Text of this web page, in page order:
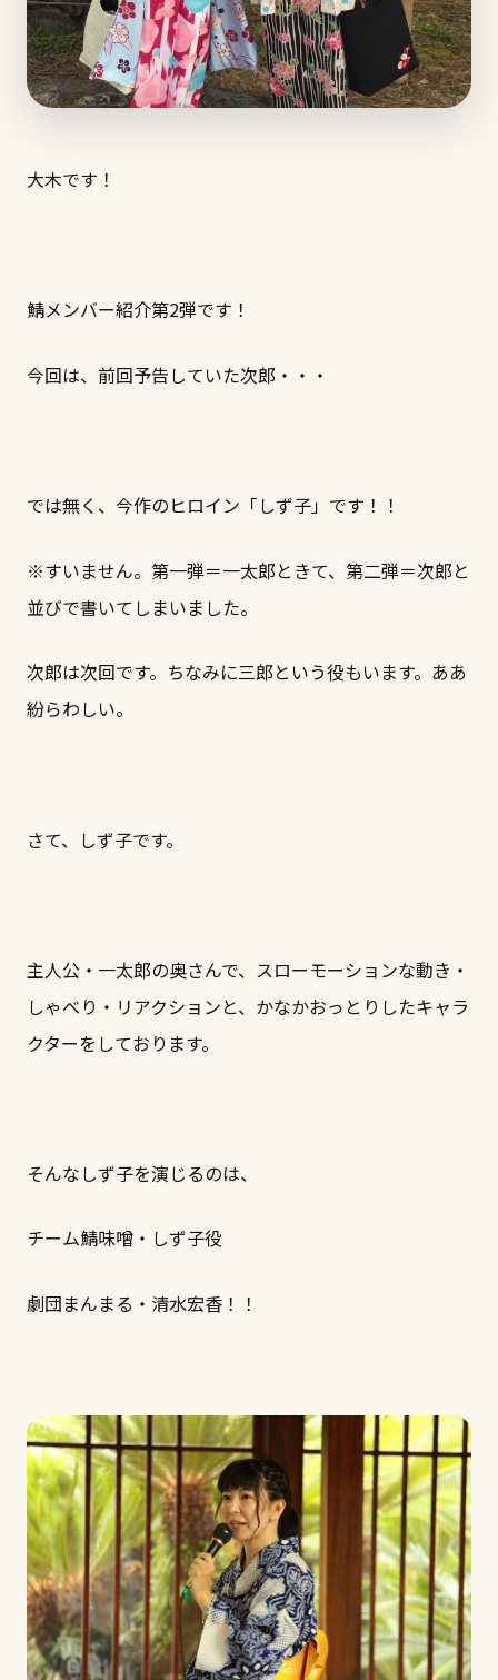
大木です！
鯖メンバー紹介第2弾です！
今回は、前回予告していた次郎・・・
では無く、今作のヒロイン「しず子」です！！
※すいません。第一弾＝一太郎ときて、第二弾＝次郎と
並びで書いてしまいました。
次郎は次回です。ちなみに三郎という役もいます。ああ
紛らわしい。
さて、しず子です。
主人公・一太郎の奥さんで、スローモーションな動き・
しゃべり・リアクションと、かなかおっとりしたキャラ
クターをしております。
そんなしず子を演じるのは、
チーム鯖味噌・しず子役
劇団まんまる・清水宏香！！